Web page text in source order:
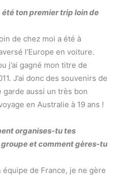
été ton premier trip loin de
de chez moi a été à
l’Europe en voiture.
j’ai gagné mon titre de
J’ai donc des souvenirs de
aussi un très bon
en Australie à 19 ans !
organises-tu tes
et comment gères-tu
de France, je ne gère